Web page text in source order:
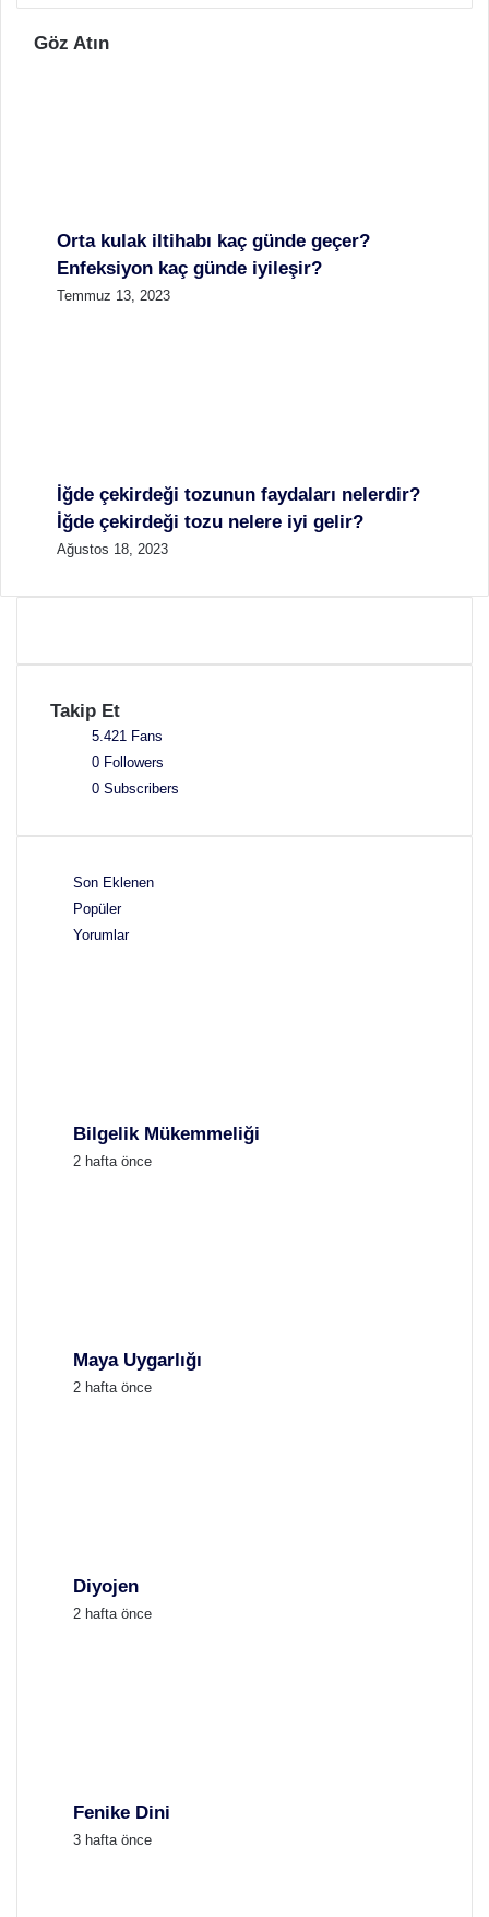
Göz Atın
Orta kulak iltihabı kaç günde geçer?
Enfeksiyon kaç günde iyileşir?
Temmuz 13, 2023
İğde çekirdeği tozunun faydaları nelerdir?
İğde çekirdeği tozu nelere iyi gelir?
Ağustos 18, 2023
Takip Et
5.421 Fans
0 Followers
0 Subscribers
Son Eklenen
Popüler
Yorumlar
Bilgelik Mükemmeliği
2 hafta önce
Maya Uygarlığı
2 hafta önce
Diyojen
2 hafta önce
Fenike Dini
3 hafta önce